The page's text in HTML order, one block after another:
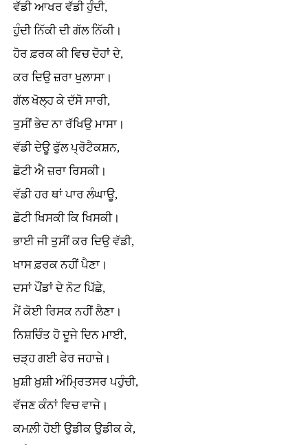
ਵੱਡੀ ਆਖਰ ਵੱਡੀ ਹੁੰਦੀ,
ਹੁੰਦੀ ਨਿੱਕੀ ਦੀ ਗੱਲ ਨਿੱਕੀ।
ਹੋਰ ਫ਼ਰਕ ਕੀ ਵਿਚ ਦੋਹਾਂ ਦੇ,
ਕਰ ਦਿਉ ਜ਼ਰਾ ਖੁਲਾਸਾ।
ਗੱਲ ਖੋਲ੍ਹ ਕੇ ਦੱਸੋ ਸਾਰੀ,
ਤੁਸੀਂ ਭੇਦ ਨਾ ਰੱਖਿਉ ਮਾਸਾ।
ਵੱਡੀ ਦੇਊ ਫੁੱਲ ਪ੍ਰੋਟੈਕਸ਼ਨ,
ਛੋਟੀ ਐ ਜ਼ਰਾ ਰਿਸਕੀ।
ਵੱਡੀ ਹਰ ਥਾਂ ਪਾਰ ਲੰਘਾਊ,
ਛੋਟੀ ਖਿਸਕੀ ਕਿ ਖਿਸਕੀ।
ਭਾਈ ਜੀ ਤੁਸੀਂ ਕਰ ਦਿਉ ਵੱਡੀ,
ਖਾਸ ਫ਼ਰਕ ਨਹੀਂ ਪੈਣਾ।
ਦਸਾਂ ਪੌਂਡਾਂ ਦੇ ਨੋਟ ਪਿੱਛੇ,
ਮੈਂ ਕੋਈ ਰਿਸਕ ਨਹੀਂ ਲੈਣਾ।
ਨਿਸ਼ਚਿੰਤ ਹੋ ਦੂਜੇ ਦਿਨ ਮਾਈ,
ਚੜ੍ਹ ਗਈ ਫੇਰ ਜਹਾਜ਼ੇ।
ਖ਼ੁਸ਼ੀ ਖ਼ੁਸ਼ੀ ਅੰਮ੍ਰਿਤਸਰ ਪਹੁੰਚੀ,
ਵੱਜਣ ਕੰਨਾਂ ਵਿਚ ਵਾਜੇ।
ਕਮਲ਼ੀ ਹੋਈ ਉਡੀਕ ਉਡੀਕ ਕੇ,